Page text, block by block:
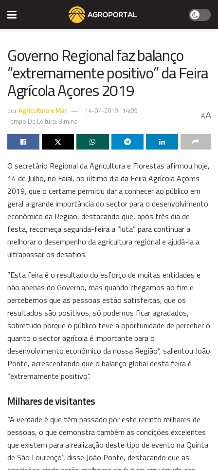
Governo Regional faz balanço
“extremamente positivo” da Feira
Agrícola Açores 2019
porAgricultura e Mar
14-07-2019 | 14:09
Tempo De Leitura: 3 mins
AA
O secretário Regional da Agricultura e Florestas afirmou hoje,
14 de Julho, no Faial, no último dia da Feira Agrícola Açores
2019, que o certame permitiu dar a conhecer ao público em
geral a grande importância do sector para o desenvolvimento
económico da Região, destacando que, após três dia de
festa, recomeça segunda-feira a “luta” para continuar a
melhorar o desempenho da agricultura regional e ajudá-la a
ultrapassar os desafios.
“Esta feira é o resultado do esforço de muitas entidades e
não apenas do Governo, mas quando chegamos ao fim e
percebemos que as pessoas estão satisfeitas, que os
resultados são positivos, só podemos ficar agradados,
sobretudo porque o público teve a oportunidade de perceber o
quanto o sector agrícola é importante para o
desenvolvimento económico da nossa Região”, salientou João
Ponte, acrescentando que o balanço global desta feira é
“extremamente positivo”.
Milhares de visitantes
“A verdade é que têm passado por este recinto milhares de
pessoas, o que demonstra também as condições excelentes
que existem para a realização deste tipo de evento na Quinta
de São Lourenço”, disse João Ponte, destacando que as